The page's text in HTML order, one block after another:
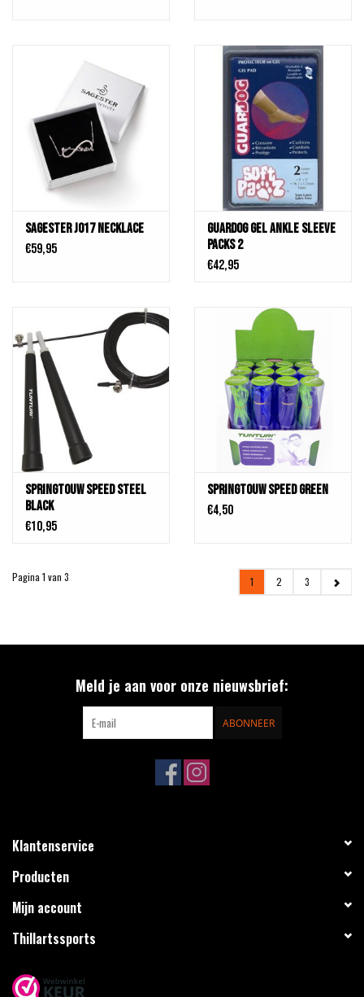
Sagester J017 Necklace
€59,95
Guardog Gel Ankle Sleeve
Packs 2
€42,95
Springtouw Speed STEEL
BLACK
€10,95
Springtouw Speed GREEN
€4,50
Pagina 1 van 3 1 2 3
Meld je aan voor onze nieuwsbrief:
ABONNEER
Klantenservice
Producten
Mijn account
Thillartssports